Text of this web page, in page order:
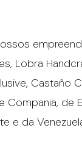
Lobra
Castaño
de
e da